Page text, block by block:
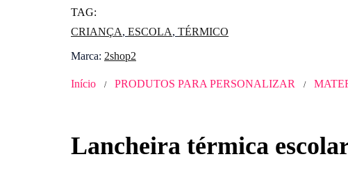
TAG:
CRIANÇA, ESCOLA, TÉRMICO
Marca: 2shop2
Início / PRODUTOS PARA PERSONALIZAR /
Lancheira térmica